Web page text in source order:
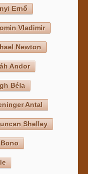
Ernő
Vladimir
Newton
Andor
Béla
Antal
Shelley